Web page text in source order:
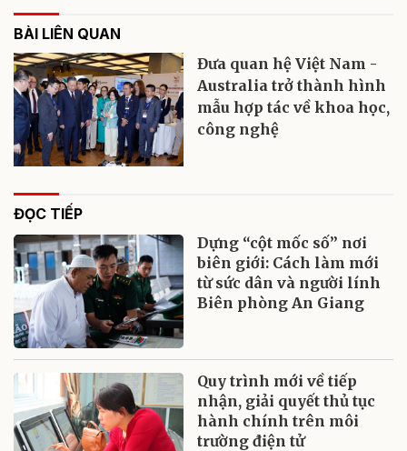
BÀI LIÊN QUAN
Đưa quan hệ Việt Nam -
Australia trở thành hình
mẫu hợp tác về khoa học,
công nghệ
ĐỌC TIẾP
Dựng “cột mốc số” nơi
biên giới: Cách làm mới
từ sức dân và người lính
Biên phòng An Giang
Quy trình mới về tiếp
nhận, giải quyết thủ tục
hành chính trên môi
trường điện tử